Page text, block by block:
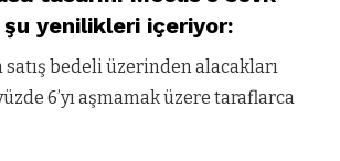
şu yenilikleri içeriyor:
satış bedeli üzerinden alacakları
6’yı aşmamak üzere taraflarca